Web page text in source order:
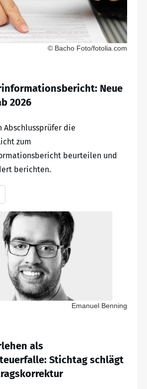
© Bacho Foto/fotolia.com
Neue
2026
Abschlussprüfer die
zum
beurteilen und
berichten.
Emanuel Benning
als
Stichtag schlägt